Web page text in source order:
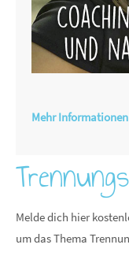
Mehr Informationen
Melde dich hier
um das Thema